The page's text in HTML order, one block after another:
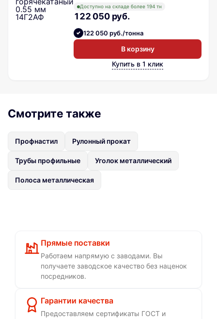
Доступно на складе более 194 тн
122 050 руб.
122 050 руб./тонна
В корзину
Купить в 1 клик
Смотрите также
Профнастил Рулонный прокат
Трубы профильные Уголок металлический
Полоса металлическая
Прямые поставки
Работаем напрямую с заводами. Вы
получаете заводское качество без наценок
посредников.
Гарантии качества
Предоставляем сертификаты ГОСТ и